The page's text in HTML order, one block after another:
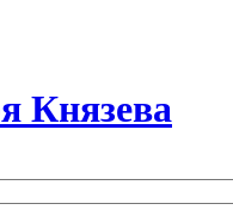
Князева